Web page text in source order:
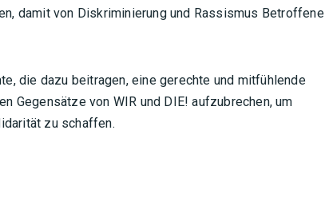
damit von Diskriminierung und Rassismus Betroffene
die dazu beitragen, eine gerechte und mitfühlende
Gegensätze von WIR und DIE! aufzubrechen, um
zu schaffen.